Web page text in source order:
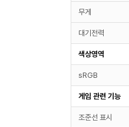
무게
대기전력
색상영역
sRGB
게임 관련 기능
조준선 표시